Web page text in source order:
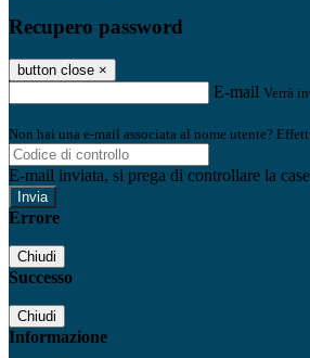
Recupero password
button close ×
E-mail Verrà
Non hai una e-mail associata al nome utente?
E-mail inviata, si prega di controllare la
Errore
Chiudi
Successo
Chiudi
Informazione